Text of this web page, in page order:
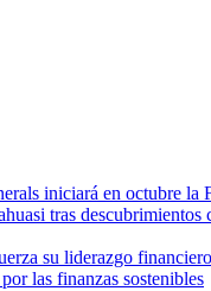
iniciará en octubre la
tras descubrimientos
su liderazgo
las finanzas sostenibles